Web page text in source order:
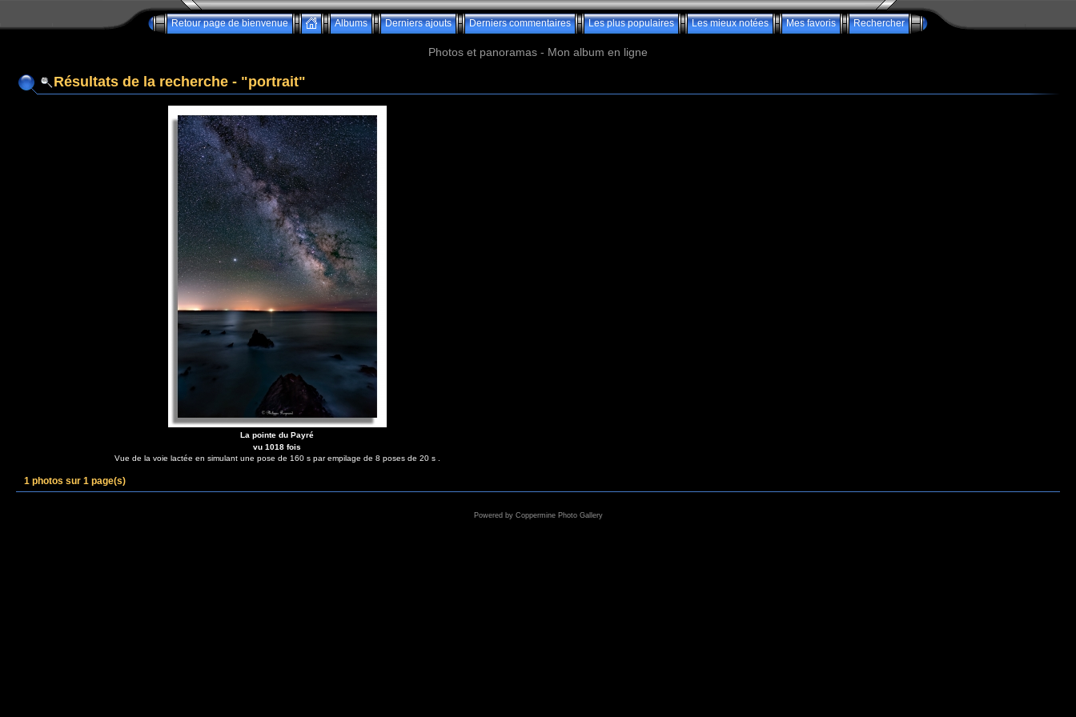
Retour page de bienvenue Albums Derniers ajouts Derniers commentaires Les plus populaires Les mieux notées Mes favoris Rechercher
Photos et panoramas - Mon album en ligne
Résultats de la recherche - "portrait"
La pointe du Payré
vu 1018 fois
Vue de la voie lactée en simulant une pose de 160 s par empilage de 8 poses de 20 s .
1 photos sur 1 page(s)
Powered by Coppermine Photo Gallery